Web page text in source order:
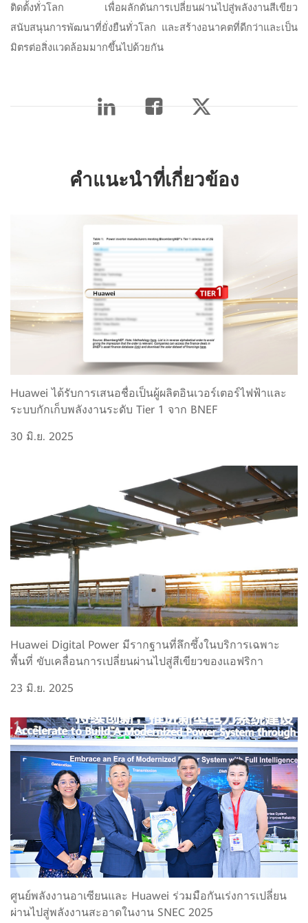
ติดตั้งทั่วโลก เพื่อผลักดันการเปลี่ยนผ่านไปสู่พลังงานสีเขียว
สนับสนุนการพัฒนาที่ยั่งยืนทั่วโลก และสร้างอนาคตที่ดีกว่าและเป็น
มิตรต่อสิ่งแวดล้อมมากขึ้นไปด้วยกัน
คำแนะนำที่เกี่ยวข้อง
Huawei ได้รับการเสนอชื่อเป็นผู้ผลิตอินเวอร์เตอร์ไฟฟ้าและ
ระบบกักเก็บพลังงานระดับ Tier 1 จาก BNEF
30 มิ.ย. 2025
Huawei Digital Power มีรากฐานที่ลึกซึ้งในบริการเฉพาะ
พื้นที่ ขับเคลื่อนการเปลี่ยนผ่านไปสู่สีเขียวของแอฟริกา
23 มิ.ย. 2025
ศูนย์พลังงานอาเซียนและ Huawei ร่วมมือกันเร่งการเปลี่ยน
ผ่านไปสู่พลังงานสะอาดในงาน SNEC 2025